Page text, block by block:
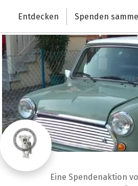
Deutschlands größte
Entdecken Spenden
Eine Spendenaktion